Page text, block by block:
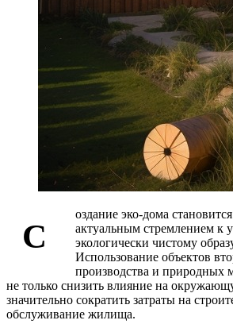
С
оздание эко-дома
актуальным стремлением к
экологически чистому
Использование объектов
производства и природных
не только снизить влияние на
значительно сократить затраты на
обслуживание жилища.